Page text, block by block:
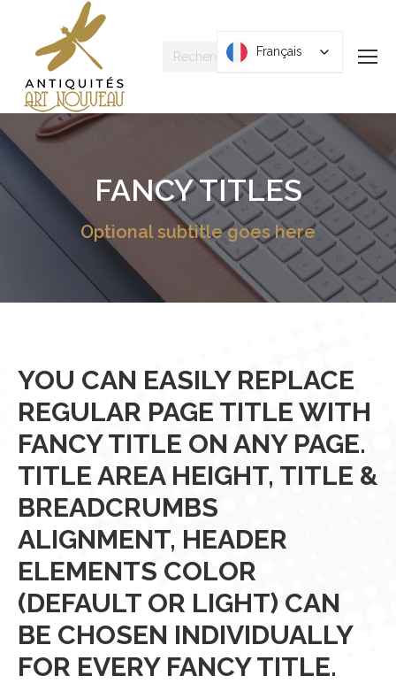
Recherche
FANCY TITLES
Optional subtitle goes here
YOU CAN EASILY REPLACE
REGULAR PAGE TITLE WITH
FANCY TITLE ON ANY PAGE.
TITLE AREA HEIGHT, TITLE &
BREADCRUMBS
ALIGNMENT, HEADER
ELEMENTS COLOR
(DEFAULT OR LIGHT) CAN
BE CHOSEN INDIVIDUALLY
FOR EVERY FANCY TITLE.
Français
Français